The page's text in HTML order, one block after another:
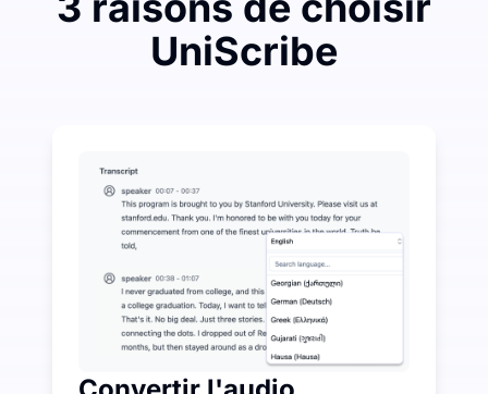
UniScribe
UniScribe offre 120 minutes de transcription
Plus de fonctionnalités d'IA disponibles au-delà de
Générez automatiquement des résumés, des